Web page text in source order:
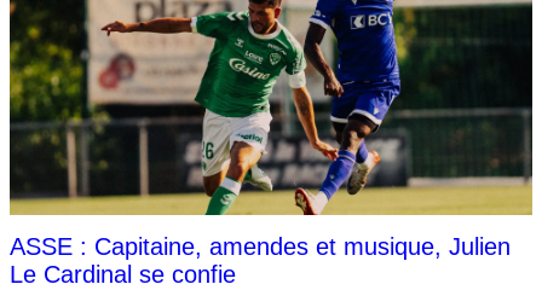
ASSE : Capitaine, amendes et musique, Julien
Le Cardinal se confie